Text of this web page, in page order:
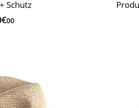
Schutz
00